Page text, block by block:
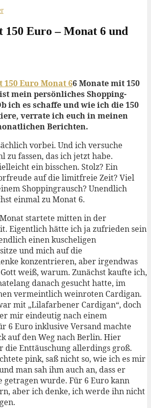
150 Euro – Monat 6 und
6 Monate mit 150
mein persönliches Shopping-
ich es schaffe und wie ich die 150
verrate ich euch in meinen
Berichten.
vorbei. Und ich versuche
zu fassen, das ich jetzt habe.
ein bisschen. Stolz? Ein
auf die limitfreie Zeit? Viel
Shoppingrausch? Unendlich
einmal zu Monat 6.
startete mitten in der
Eigentlich hätte ich ja zufrieden sein
einen kuscheligen
und mich auf die
konzentrieren, aber irgendwas
weiß, warum. Zunächst kaufte ich,
danach gesucht hatte, im
vermeintlich weinroten Cardigan.
mit „Lilafarbener Cardigan“, doch
mir eindeutig nach einem
6 Euro inklusive Versand machte
auf den Weg nach Berlin. Hier
die Enttäuschung allerdings groß.
pink, saß nicht so, wie ich es mir
man sah ihm auch an, dass er
getragen wurde. Für 6 Euro kann
aber ich denke, ich werde ihn nicht